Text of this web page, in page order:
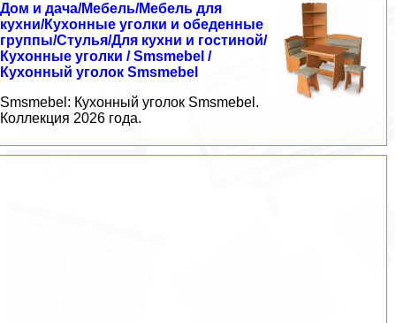
Дом и дача/Мебель/Мебель для
кухни/Кухонные уголки и обеденные
группы/Стулья/Для кухни и гостиной/
Кухонные уголки / Smsmebel /
Кухонный уголок Smsmebel
Smsmebel: Кухонный уголок Smsmebel.
Коллекция 2026 года.